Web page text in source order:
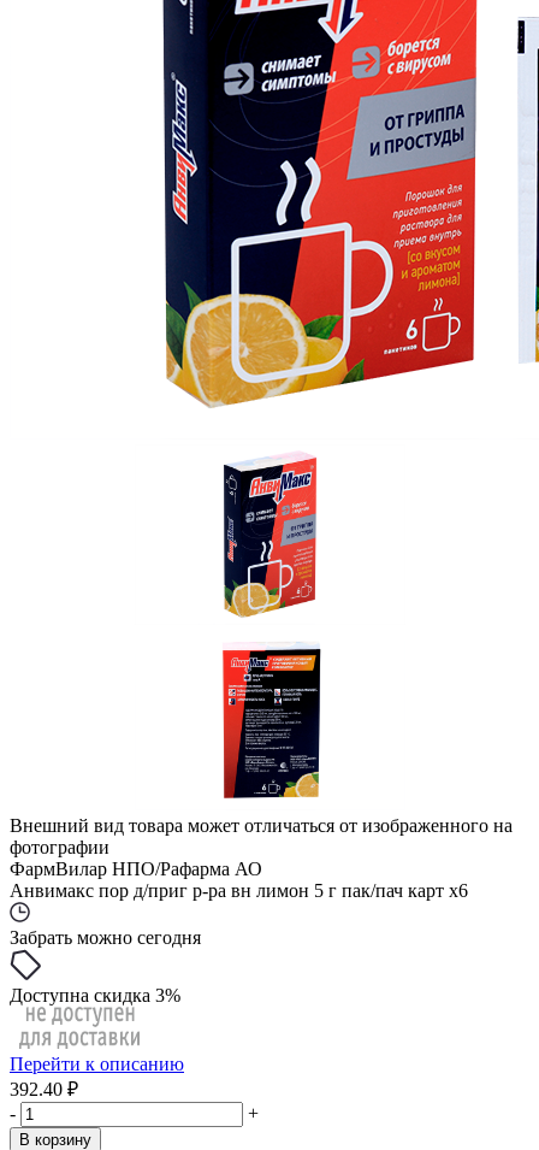
Внешний вид товара может отличаться от изображенного на
фотографии
ФармВилар НПО/Рафарма АО
Анвимакс пор д/приг р-ра вн лимон 5 г пак/пач карт x6
Забрать можно сегодня
Доступна скидка 3%
Перейти к описанию
392.40 ₽
-
+
В корзину